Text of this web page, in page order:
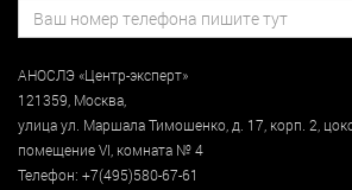
АНОСЛЭ «Центр-эксперт»
121359 Москва
улицаул. Маршала Тимошенко, д. 17, корп. 2,
помещение VI, комната № 4
Телефон: +7(495)580-67-61